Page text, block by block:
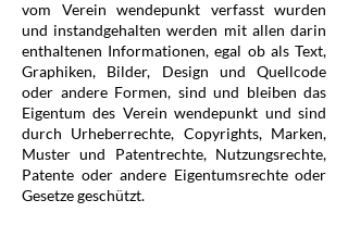
vom Verein wendepunkt verfasst wurden
und instandgehalten werden mit allen darin
enthaltenen Informationen, egal ob als Text,
Graphiken, Bilder, Design und Quellcode
oder andere Formen, sind und bleiben das
Eigentum des Verein wendepunkt und sind
durch Urheberrechte, Copyrights, Marken,
Muster und Patentrechte, Nutzungsrechte,
Patente oder andere Eigentumsrechte oder
Gesetze geschützt.